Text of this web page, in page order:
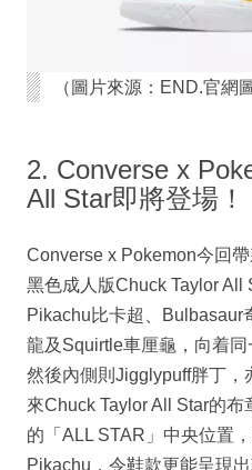
（圖片來源：END.官網
2. Converse x
All Star即將登場！
Converse x Pokemon今回
黑色成人版Chuck Taylor All
Pikachu比卡超、Bulbasaur
龍及Squirtle車厘龜，向着同
然後內側則Jigglypuff胖丁，
來Chuck Taylor All Star的
的「ALL STAR」中央位置
Pikachu，令鞋款更能呈現